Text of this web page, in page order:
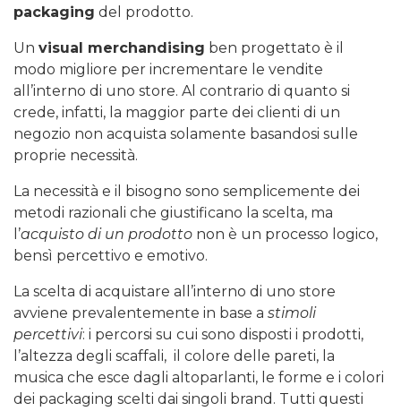
packaging del prodotto.
Un visual merchandising ben progettato è il
modo migliore per incrementare le vendite
all’interno di uno store. Al contrario di quanto si
crede, infatti, la maggior parte dei clienti di un
negozio non acquista solamente basandosi sulle
proprie necessità.
La necessità e il bisogno sono semplicemente dei
metodi razionali che giustificano la scelta, ma
l’acquisto di un prodotto non è un processo logico,
bensì percettivo e emotivo.
La scelta di acquistare all’interno di uno store
avviene prevalentemente in base a stimoli
percettivi: i percorsi su cui sono disposti i prodotti,
l’altezza degli scaffali, il colore delle pareti, la
musica che esce dagli altoparlanti, le forme e i colori
dei packaging scelti dai singoli brand. Tutti questi